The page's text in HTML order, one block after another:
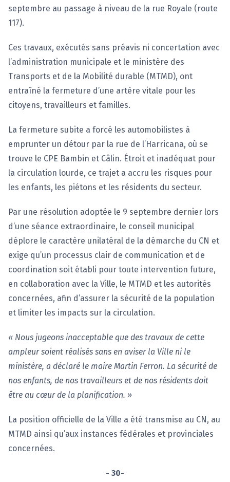
septembre au passage à niveau de la rue Royale (route
117).
Ces travaux, exécutés sans préavis ni concertation avec
l’administration municipale et le ministère des
Transports et de la Mobilité durable (MTMD), ont
entraîné la fermeture d’une artère vitale pour les
citoyens, travailleurs et familles.
La fermeture subite a forcé les automobilistes à
emprunter un détour par la rue de l’Harricana, où se
trouve le CPE Bambin et Câlin. Étroit et inadéquat pour
la circulation lourde, ce trajet a accru les risques pour
les enfants, les piétons et les résidents du secteur.
Par une résolution adoptée le 9 septembre dernier lors
d’une séance extraordinaire, le conseil municipal
déplore le caractère unilatéral de la démarche du CN et
exige qu’un processus clair de communication et de
coordination soit établi pour toute intervention future,
en collaboration avec la Ville, le MTMD et les autorités
concernées, afin d’assurer la sécurité de la population
et limiter les impacts sur la circulation.
« Nous jugeons inacceptable que des travaux de cette
ampleur soient réalisés sans en aviser la Ville ni le
ministère, a déclaré le maire Martin Ferron. La sécurité de
nos enfants, de nos travailleurs et de nos résidents doit
être au cœur de la planification. »
La position officielle de la Ville a été transmise au CN, au
MTMD ainsi qu’aux instances fédérales et provinciales
concernées.
- 30-